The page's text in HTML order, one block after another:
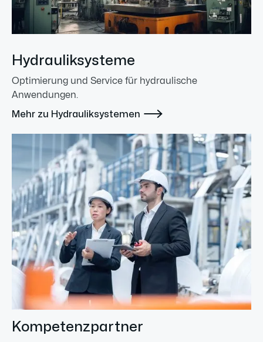
Hydrauliksysteme
Optimierung und Service für hydraulische
Anwendungen.
Mehr zu Hydrauliksystemen 
Kompetenzpartner